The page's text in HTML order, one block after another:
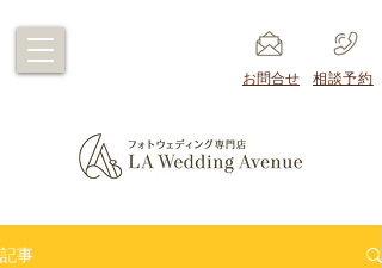
​お問合せ ​相談予約
記事